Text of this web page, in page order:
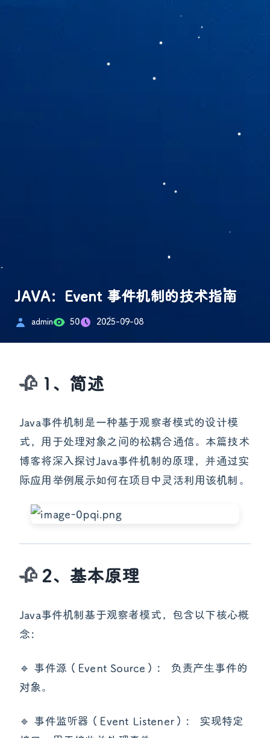
JAVA：Event 事件机制的技术指南
admin 50 2025-09-08
1、简述
Java事件机制是一种基于观察者模式的设计模
式，用于处理对象之间的松耦合通信。本篇技术
博客将深入探讨Java事件机制的原理，并通过实
际应用举例展示如何在项目中灵活利用该机制。
2、基本原理
Java事件机制基于观察者模式，包含以下核心概
念：
🔹 事件源（Event Source）： 负责产生事件的
对象。
🔹 事件监听器（Event Listener）： 实现特定